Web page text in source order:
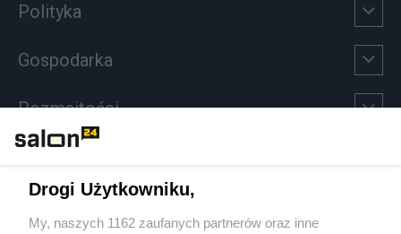
Polityka
Gospodarka
Rozmaitości
Sport
Drogi Użytkowniku,
My, naszych 1162 zaufanych partnerów oraz inne